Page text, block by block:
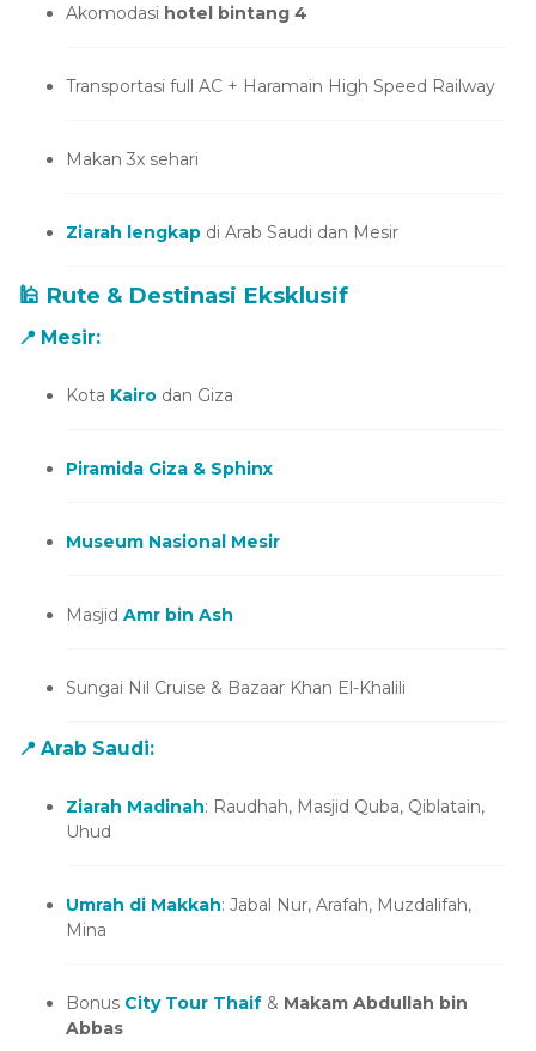
Akomodasi hotel bintang 4
Transportasi full AC + Haramain High Speed Railway
Makan 3x sehari
Ziarah lengkap di Arab Saudi dan Mesir
🕌 Rute & Destinasi Eksklusif
📍 Mesir:
Kota Kairo dan Giza
Piramida Giza & Sphinx
Museum Nasional Mesir
Masjid Amr bin Ash
Sungai Nil Cruise & Bazaar Khan El-Khalili
📍 Arab Saudi:
Ziarah Madinah: Raudhah, Masjid Quba, Qiblatain,
Uhud
Umrah di Makkah: Jabal Nur, Arafah, Muzdalifah,
Mina
Bonus City Tour Thaif & Makam Abdullah bin
Abbas